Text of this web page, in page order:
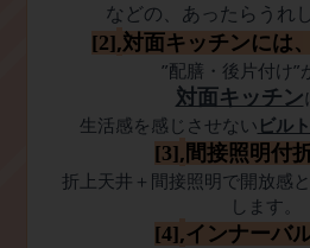
などの、あったらうれ
[2],対面キッチンには
”配膳・後片付け”
対面キッチン
生活感を感じさせない ビル
[3], 間接照明付
折上天井＋間接照明で開放感
します。
[4],インナーバ